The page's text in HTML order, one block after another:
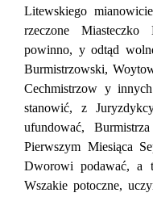
Litewskiego
rzeczone
powinno, у odtąd
Burmistrzowski,
Cechmistrzow у
stanowić, z
ufundować,
Pierwszym Miesiąca
Dworowi podawać, a
Wszakie potoczne,